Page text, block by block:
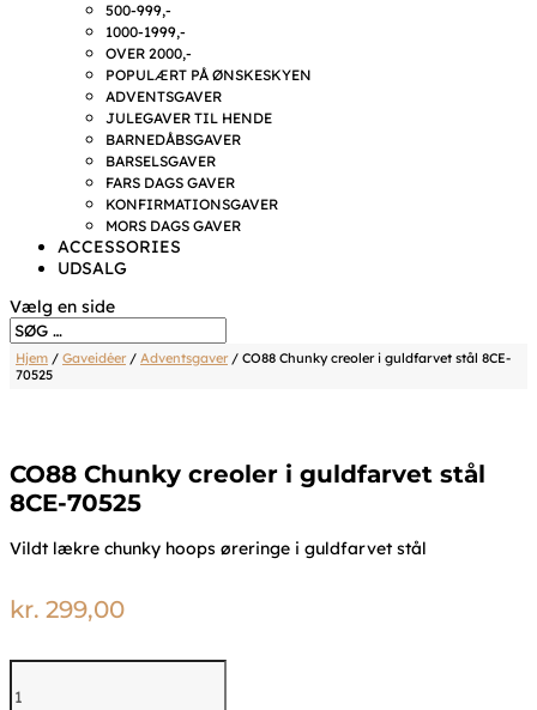
500-999,-
1000-1999,-
OVER 2000,-
POPULÆRT PÅ ØNSKESKYEN
ADVENTSGAVER
JULEGAVER TIL HENDE
BARNEDÅBSGAVER
BARSELSGAVER
FARS DAGS GAVER
KONFIRMATIONSGAVER
MORS DAGS GAVER
ACCESSORIES
UDSALG
Vælg en side
Hjem / Gaveidéer/ Adventsgaver/ CO88 Chunky creoler i guldfarvet stål 8CE-
70525
CO88 Chunky creoler i guldfarvet stål
8CE-70525
Vildt lækre chunky hoops øreringe i guldfarvet stål
kr. 299,00
Chunky